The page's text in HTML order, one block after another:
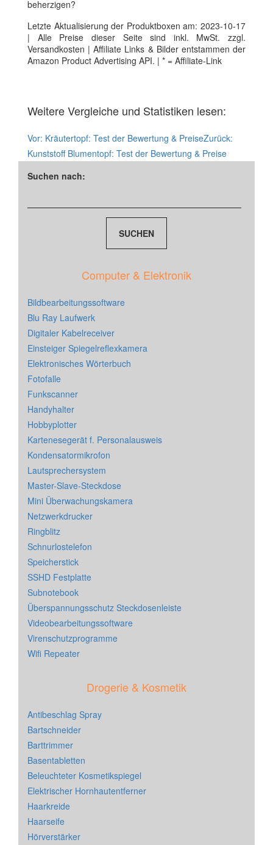
beherzigen?
Letzte Aktualisierung der Produktboxen am: 2023-10-17
| Alle Preise dieser Seite sind inkl. MwSt. zzgl.
Versandkosten | Affiliate Links & Bilder entstammen der
Amazon Product Advertising API. | * = Affiliate-Link
Weitere Vergleiche und Statistiken lesen:
Vor: Kräutertopf: Test der Bewertung & PreiseZurück:
Kunststoff Blumentopf: Test der Bewertung & Preise
Suchen nach:
Computer & Elektronik
Bildbearbeitungssoftware
Blu Ray Laufwerk
Digitaler Kabelreceiver
Einsteiger Spiegelreflexkamera
Elektronisches Wörterbuch
Fotofalle
Funkscanner
Handyhalter
Hobbyplotter
Kartenesegerät f. Personalausweis
Kondensatormikrofon
Lautsprechersystem
Master-Slave-Steckdose
Mini Überwachungskamera
Netzwerkdrucker
Ringblitz
Schnurlostelefon
Speicherstick
SSHD Festplatte
Subnotebook
Überspannungsschutz Steckdosenleiste
Videobearbeitungssoftware
Virenschutzprogramme
Wifi Repeater
Drogerie & Kosmetik
Antibeschlag Spray
Bartschneider
Barttrimmer
Basentabletten
Beleuchteter Kosmetikspiegel
Elektrischer Hornhautentferner
Haarkreide
Haarseife
Hörverstärker